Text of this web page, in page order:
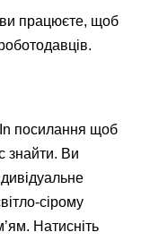
ви працюєте, щоб
посилання щоб
знайти. Ви
сірому
Натисніть